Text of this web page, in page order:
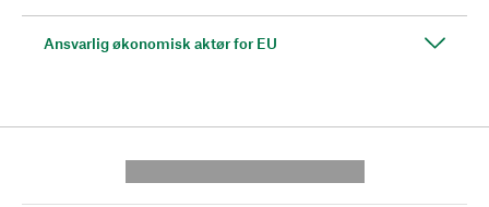
Ansvarlig økonomisk aktør for EU